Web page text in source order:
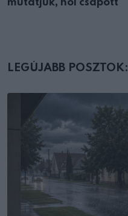
mutatjuk, hol csapott
LEGÚJABB POSZTOK: